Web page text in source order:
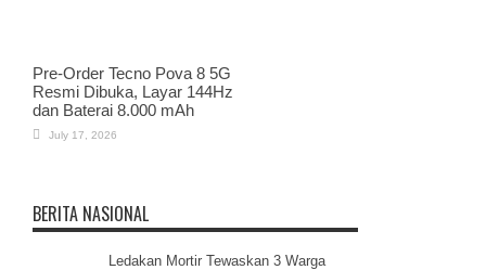
Pre-Order Tecno Pova 8 5G
Resmi Dibuka, Layar 144Hz
dan Baterai 8.000 mAh
July 17, 2026
BERITA NASIONAL
Ledakan Mortir Tewaskan 3 Warga